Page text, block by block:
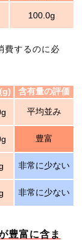
100.0g
費するのに必
含有量の評価
平均並み
豊富
非常に少ない
非常に少ない
豊富に含ま